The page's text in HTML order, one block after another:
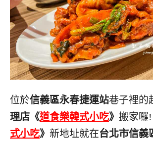
位於信義區永春捷運站巷子裡的
理店《道食樂韓式小吃》 搬家囉
式小吃》 新地址就在台北市信義